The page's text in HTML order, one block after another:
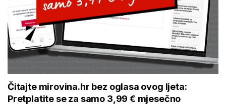
Čitajte mirovina.hr bez oglasa ovog ljeta:
Pretplatite se za samo 3,99 € mjesečno